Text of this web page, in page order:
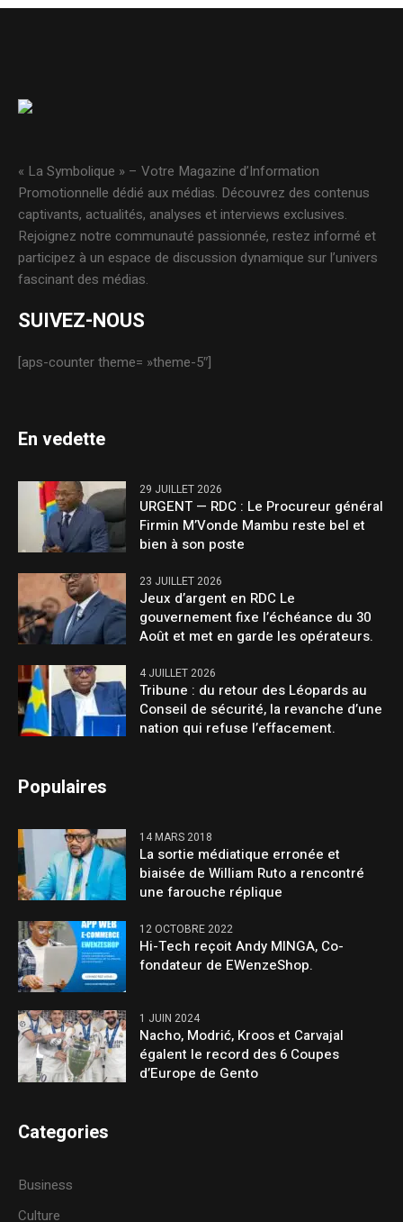
« La Symbolique » – Votre Magazine d’Information
Promotionnelle dédié aux médias. Découvrez des contenus
captivants, actualités, analyses et interviews exclusives.
Rejoignez notre communauté passionnée, restez informé et
participez à un espace de discussion dynamique sur l’univers
fascinant des médias.
SUIVEZ-NOUS
[aps-counter theme= »theme-5″]
En vedette
29 JUILLET 2026
URGENT — RDC : Le Procureur général
Firmin M’Vonde Mambu reste bel et
bien à son poste
23 JUILLET 2026
Jeux d’argent en RDC Le
gouvernement fixe l’échéance du 30
Août et met en garde les opérateurs.
4 JUILLET 2026
Tribune : du retour des Léopards au
Conseil de sécurité, la revanche d’une
nation qui refuse l’effacement.
Populaires
14 MARS 2018
La sortie médiatique erronée et
biaisée de William Ruto a rencontré
une farouche réplique
12 OCTOBRE 2022
Hi-Tech reçoit Andy MINGA, Co-
fondateur de EWenzeShop.
1 JUIN 2024
Nacho, Modrić, Kroos et Carvajal
égalent le record des 6 Coupes
d’Europe de Gento
Categories
Business
Culture